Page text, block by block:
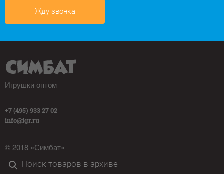
Жду звонка
Игрушки оптом
+7 (495) 933 27 02
info@igr.ru
© 2018 «Симбат»